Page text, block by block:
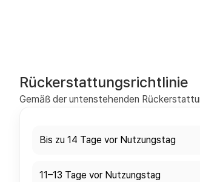
Rückerstattungsrichtlinie
Gemäß der untenstehenden
Bis zu 14 Tage vor Nutzungstag
11–13 Tage vor Nutzungstag